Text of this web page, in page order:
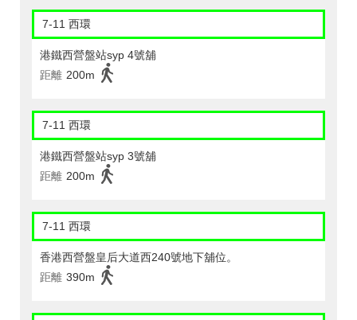
7-11 西環
港鐵西營盤站syp 4號舖
距離 200m
7-11 西環
港鐵西營盤站syp 3號舖
距離 200m
7-11 西環
香港西營盤皇后大道西240號地下舖位。
距離 390m